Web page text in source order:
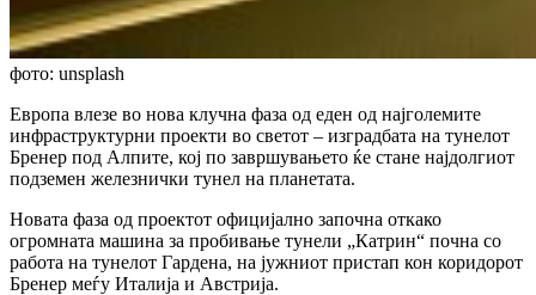
фото: unsplash
Европа влезе во нова клучна фаза од еден од најголемите
инфраструктурни проекти во светот – изградбата на тунелот
Бренер под Алпите, кој по завршувањето ќе стане најдолгиот
подземен железнички тунел на планетата.
Новата фаза од проектот официјално започна откако
огромната машина за пробивање тунели „Катрин“ почна со
работа на тунелот Гардена, на јужниот пристап кон коридорот
Бренер меѓу Италија и Австрија.